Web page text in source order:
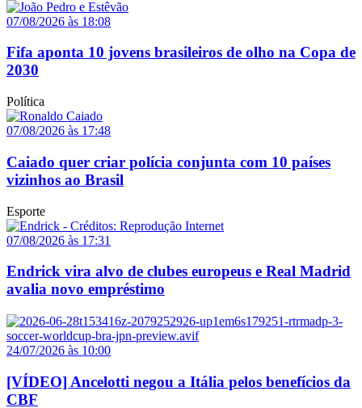
07/08/2026 às 18:08
Fifa aponta 10 jovens brasileiros de olho na Copa de
2030
Política
07/08/2026 às 17:48
Caiado quer criar polícia conjunta com 10 países
vizinhos ao Brasil
Esporte
07/08/2026 às 17:31
Endrick vira alvo de clubes europeus e Real Madrid
avalia novo empréstimo
24/07/2026 às 10:00
[VÍDEO] Ancelotti negou a Itália pelos benefícios da
CBF